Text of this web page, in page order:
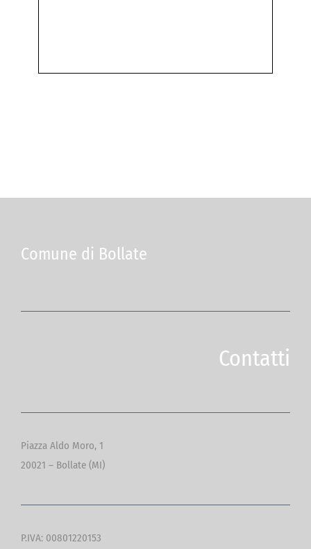
Comune di Bollate
Contatti
Piazza Aldo Moro, 1
20021 – Bollate (MI)
P.IVA: 00801220153